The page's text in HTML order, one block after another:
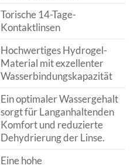
Torische 14-Tage-
Kontaktlinsen
Hochwertiges Hydrogel-
Material mit exzellenter
Wasserbindungskapazität
Ein optimaler Wassergehalt
sorgt für Langanhaltenden
Komfort und reduzierte
Dehydrierung der Linse.
Eine hohe